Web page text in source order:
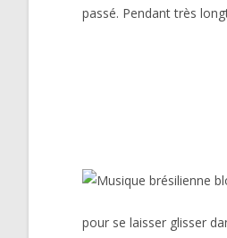
passé. Pendant très
pour se laisser glisser